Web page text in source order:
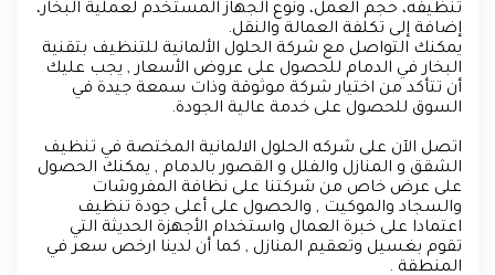
تنظيفه، حجم العمل، ونوع الجهاز المستخدم لعملية البخار،
إضافة إلى تكلفة العمالة والنقل.
يمكنك التواصل مع شركة الحلول الألمانية للتنظيف بتقنية
البخار في الدمام للحصول على عروض الأسعار , يجب عليك
أن تتأكد من اختيار شركة موثوقة وذات سمعة جيدة في
السوق للحصول على خدمة عالية الجودة.
اتصل الآن على شركه الحلول الالمانية المختصة في تنظيف
الشقق و المنازل والفلل و القصور بالدمام , يمكنك الحصول
على عرض خاص من شركتنا على نظافة المفروشات
والسجاد والموكيت , والحصول على أعلى جودة تنظيف
اعتمادا على خبرة العمال واستخدام الأجهزة الحديثة التي
تقوم بغسيل وتعقيم المنازل , كما أن لدينا ارخص سعر في
المنطقة .